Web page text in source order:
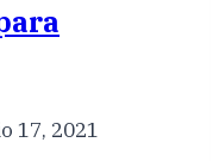
17, 2021